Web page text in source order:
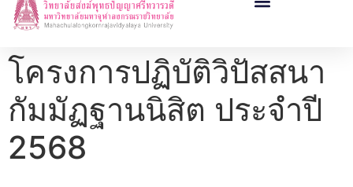
โครงการปฏิบัติวิปัสสนา
กัมมัฏฐานนิสิต ประจำปี
2568